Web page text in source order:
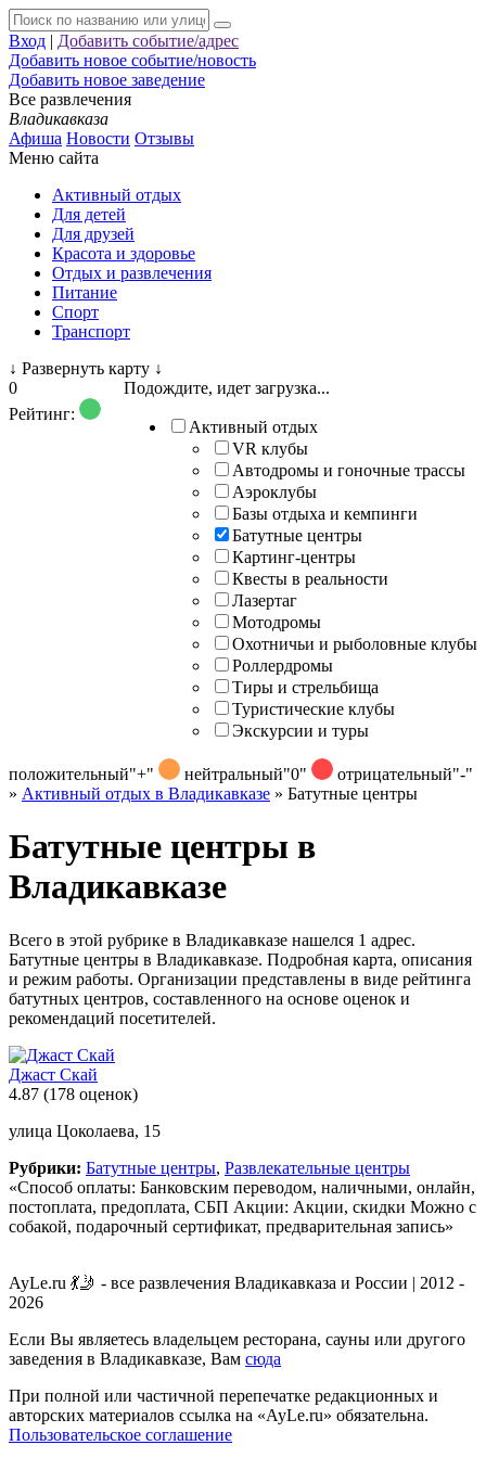
Вход | Добавить событие/адрес
Добавить новое событие/новость
Добавить новое заведение
Все развлечения
Владикавказа
Афиша Новости Отзывы
Меню сайта
Активный отдых
Для детей
Для друзей
Красота и здоровье
Отдых и развлечения
Питание
Спорт
Транспорт
↓ Развернуть карту ↓
Подождите, идет загрузка...
Активный отдых
VR клубы
Автодромы и гоночные трассы
Аэроклубы
Базы отдыха и кемпинги
Батутные центры
Картинг-центры
Квесты в реальности
Лазертаг
Мотодромы
Охотничьи и рыболовные клубы
Роллердромы
Тиры и стрельбища
Туристические клубы
Экскурсии и туры
0
Рейтинг:
положительный"+" нейтральный"0" отрицательный"-"
» Активный отдых в Владикавказе » Батутные центры
Батутные центры в
Владикавказе
Всего в этой рубрике в Владикавказе нашелся 1 адрес.
Батутные центры в Владикавказе. Подробная карта, описания
и режим работы. Организации представлены в виде рейтинга
батутных центров, составленного на основе оценок и
рекомендаций посетителей.
Джаст Скай
4.87 (178 оценок)
улица Цоколаева, 15
Рубрики: Батутные центры, Развлекательные центры
«Способ оплаты: Банковским переводом, наличными, онлайн,
постоплата, предоплата, СБП Акции: Акции, скидки Можно с
собакой, подарочный сертификат, предварительная запись»
AyLe.ru 💃🤳 - все развлечения Владикавказа и России | 2012 -
2026
Если Вы являетесь владельцем ресторана, сауны или другого
заведения в Владикавказе, Вам сюда
При полной или частичной перепечатке редакционных и
авторских материалов ссылка на «AyLe.ru» обязательна.
Пользовательское соглашение